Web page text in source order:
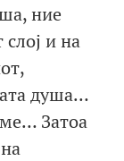
ние
и на
душа…
Затоа